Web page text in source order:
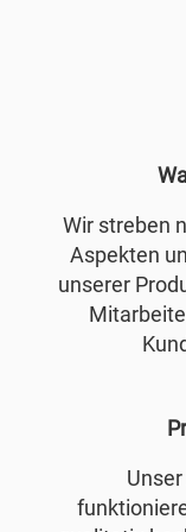
Wir streben
Aspekten
unserer